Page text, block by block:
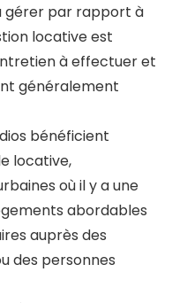
gérer par rapport à
locative est
à effectuer et
généralement
bénéficient
locative,
où il y a une
abordables
auprès des
des personnes